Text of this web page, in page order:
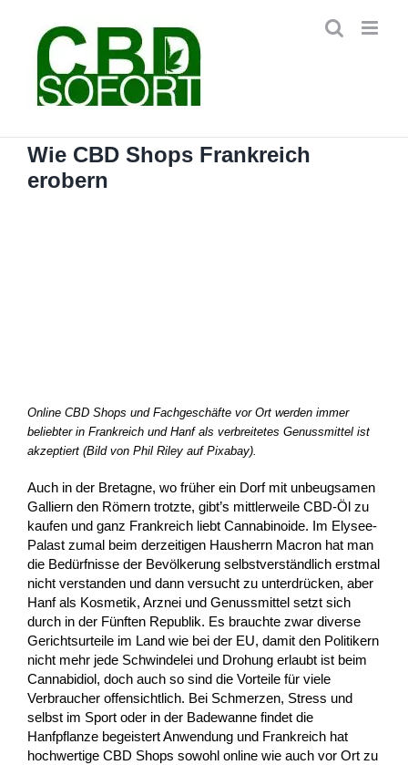
springen
Wie CBD Shops Frankreich
erobern
Online CBD Shops und Fachgeschäfte vor Ort werden immer
beliebter in Frankreich und Hanf als verbreitetes Genussmittel ist
akzeptiert (Bild von Phil Riley auf Pixabay).
Auch in der Bretagne, wo früher ein Dorf mit unbeugsamen
Galliern den Römern trotzte, gibt’s mittlerweile CBD-Öl zu
kaufen und ganz Frankreich liebt Cannabinoide. Im Elysee-
Palast zumal beim derzeitigen Hausherrn Macron hat man
die Bedürfnisse der Bevölkerung selbstverständlich erstmal
nicht verstanden und dann versucht zu unterdrücken, aber
Hanf als Kosmetik, Arznei und Genussmittel setzt sich
durch in der Fünften Republik. Es brauchte zwar diverse
Gerichtsurteile im Land wie bei der EU, damit den Politikern
nicht mehr jede Schwindelei und Drohung erlaubt ist beim
Cannabidiol, doch auch so sind die Vorteile für viele
Verbraucher offensichtlich. Bei Schmerzen, Stress und
selbst im Sport oder in der Badewanne findet die
Hanfpflanze begeistert Anwendung und Frankreich hat
hochwertige CBD Shops sowohl online wie auch vor Ort zu